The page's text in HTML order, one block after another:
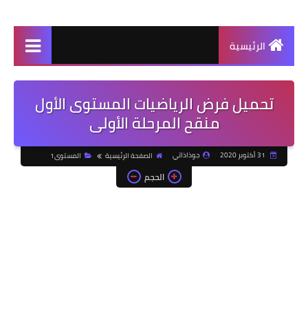
الرئيسية
تحميل فرض الرياضيات المستوى الأول
منقح المرحلة الأولى
جوذاذاتي الصفحة الرئيسية المستوى1
الحجم